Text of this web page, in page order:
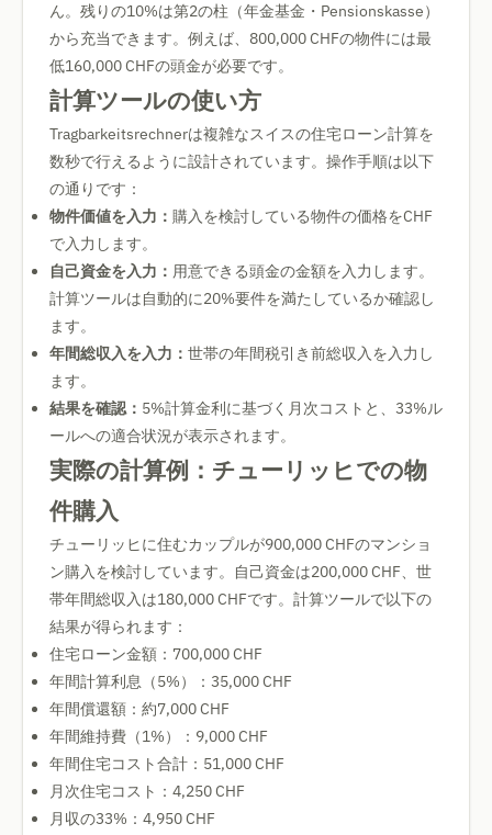
ん。残りの10%は第2の柱（年金基金・Pensionskasse）
から充当できます。例えば、800,000 CHFの物件には最
低160,000 CHFの頭金が必要です。
計算ツールの使い方
Tragbarkeitsrechnerは複雑なスイスの住宅ローン計算を
数秒で行えるように設計されています。操作手順は以下
の通りです：
物件価値を入力： 購入を検討している物件の価格をCHF
で入力します。
自己資金を入力： 用意できる頭金の金額を入力します。
計算ツールは自動的に20%要件を満たしているか確認し
ます。
年間総収入を入力： 世帯の年間税引き前総収入を入力し
ます。
結果を確認： 5%計算金利に基づく月次コストと、33%ル
ールへの適合状況が表示されます。
実際の計算例：チューリッヒでの物
件購入
チューリッヒに住むカップルが900,000 CHFのマンショ
ン購入を検討しています。自己資金は200,000 CHF、世
帯年間総収入は180,000 CHFです。計算ツールで以下の
結果が得られます：
住宅ローン金額：700,000 CHF
年間計算利息（5%）：35,000 CHF
年間償還額：約7,000 CHF
年間維持費（1%）：9,000 CHF
年間住宅コスト合計：51,000 CHF
月次住宅コスト：4,250 CHF
月収の33%：4,950 CHF